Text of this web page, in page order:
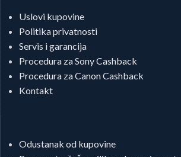
Uslovi kupovine
Politika privatnosti
Servis i garancija
Procedura za Sony Cashback
Procedura za Canon Cashback
Kontakt
Odustanak od kupovine